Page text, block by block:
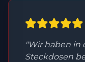
"Wir haben in
Steckdosen